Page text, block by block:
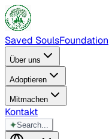
Saved SoulsFoundation
Über uns
Adoptieren
Mitmachen
Kontakt
✦Search...